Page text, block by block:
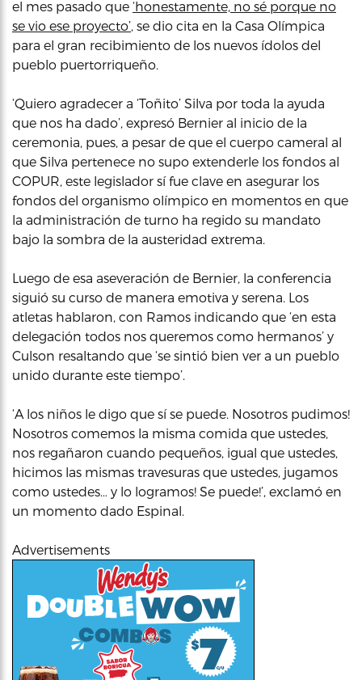
el mes pasado que ‘honestamente, no sé porque no
se vio ese proyecto’, se dio cita en la Casa Olímpica
para el gran recibimiento de los nuevos ídolos del
pueblo puertorriqueño.
‘Quiero agradecer a ‘Toñito’ Silva por toda la ayuda
que nos ha dado’, expresó Bernier al inicio de la
ceremonia, pues, a pesar de que el cuerpo cameral al
que Silva pertenece no supo extenderle los fondos al
COPUR, este legislador sí fue clave en asegurar los
fondos del organismo olímpico en momentos en que
la administración de turno ha regido su mandato
bajo la sombra de la austeridad extrema.
Luego de esa aseveración de Bernier, la conferencia
siguió su curso de manera emotiva y serena. Los
atletas hablaron, con Ramos indicando que ‘en esta
delegación todos nos queremos como hermanos’ y
Culson resaltando que ‘se sintió bien ver a un pueblo
unido durante este tiempo’.
‘A los niños le digo que sí se puede. Nosotros pudimos!
Nosotros comemos la misma comida que ustedes,
nos regañaron cuando pequeños, igual que ustedes,
hicimos las mismas travesuras que ustedes, jugamos
como ustedes… y lo logramos! Se puede!’, exclamó en
un momento dado Espinal.
Advertisements